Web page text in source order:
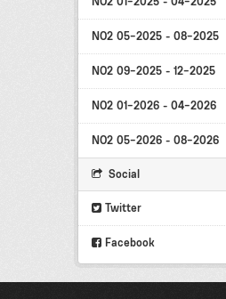
NO2 05-2025 - 08-2025
NO2 09-2025 - 12-2025
NO2 01-2026 - 04-2026
NO2 05-2026 - 08-2026
Social
Twitter
Facebook